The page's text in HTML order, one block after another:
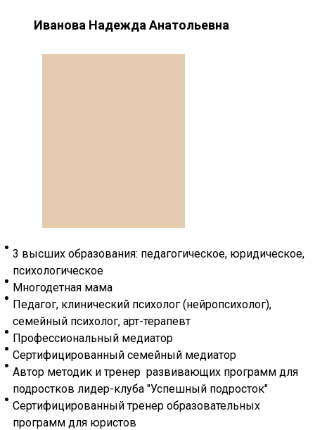
Иванова Надежда Анатольевна
3 высших образования: педагогическое, юридическое,
психологическое
Многодетная мама
Педагог, клинический психолог (нейропсихолог),
семейный психолог, арт-терапевт
Профессиональный медиатор
Сертифицированный семейный медиатор
Автор методик и тренер развивающих программ для
подростков лидер-клуба "Успешный подросток"
Сертифицированный тренер образовательных
программ для юристов